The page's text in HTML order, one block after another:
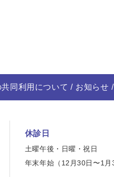
同利用について お知らせ
休診日
土曜午後・日曜・祝日
年末年始（12月30日〜1月3